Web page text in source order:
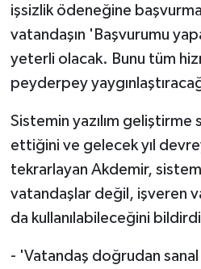
işsizlik ödeneğine
vatandaşın 'Başvurumu
yeterli olacak. Bunu tüm
peyderpey
Sistemin yazılım geliştirme
ettiğini ve gelecek yıl
tekrarlayan Akdemir,
vatandaşlar değil, işveren
da kullanılabileceğini
- 'Vatandaş doğrudan sanal